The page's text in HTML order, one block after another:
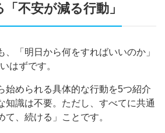
不安が減る行動」
、「明日から何をすればいいのか」
はずです。
始められる具体的な行動を5つ紹介
知識は不要。ただし、すべてに共通
、続ける」ことです。